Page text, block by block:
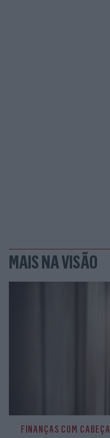
MAIS NA VISÃO
FINANÇAS COM CABEÇA